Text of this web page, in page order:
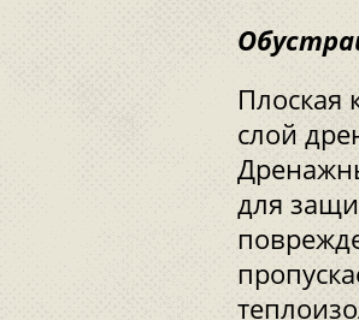
Плоская
слой
для